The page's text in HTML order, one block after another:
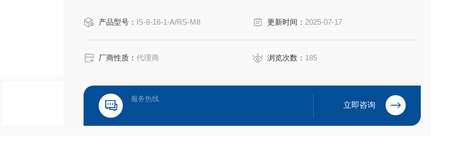
产品型号： IS-8-16-1-A/RS-M8 更新时间： 2025-07-17
厂商性质：代理商 浏览次数： 185
服务热线
立即咨询